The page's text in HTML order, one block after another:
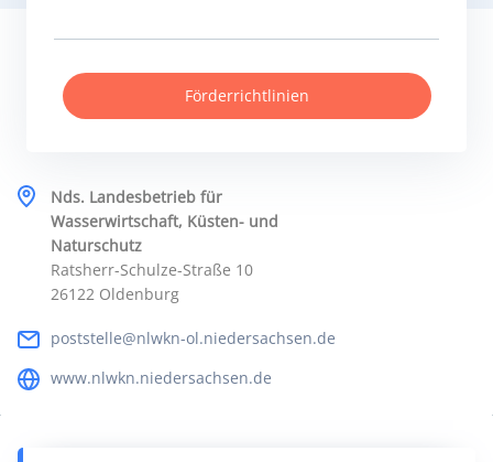
Nds. Landesbetrieb für
Wasserwirtschaft, Küsten- und
Naturschutz
Ratsherr-Schulze-Straße 10
26122 Oldenburg
poststelle@nlwkn-ol.niedersachsen.de
www.nlwkn.niedersachsen.de
Förderrichtlinien